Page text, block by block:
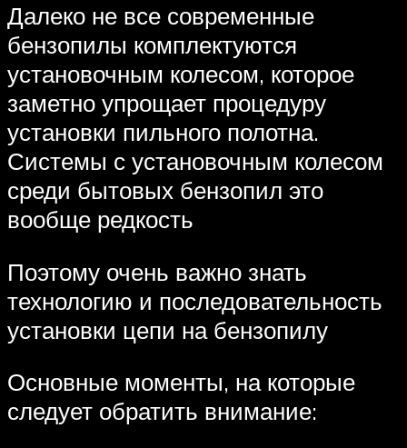
Далеко не все современные
бензопилы комплектуются
установочным колесом, которое
заметно упрощает процедуру
установки пильного полотна.
Системы с установочным колесом
среди бытовых бензопил это
вообще редкость
Поэтому очень важно знать
технологию и последовательность
установки цепи на бензопилу
Основные моменты, на которые
следует обратить внимание: